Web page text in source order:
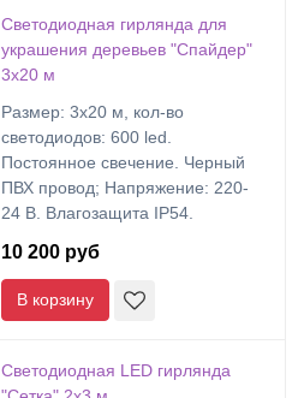
Светодиодная гирлянда для
украшения деревьев "Спайдер"
3х20 м
Размер: 3х20 м, кол-во
светодиодов: 600 led.
Постоянное свечение. Черный
ПВХ провод; Напряжение: 220-
24 В. Влагозащита IP54.
10 200 руб
В корзину
Светодиодная LED гирлянда